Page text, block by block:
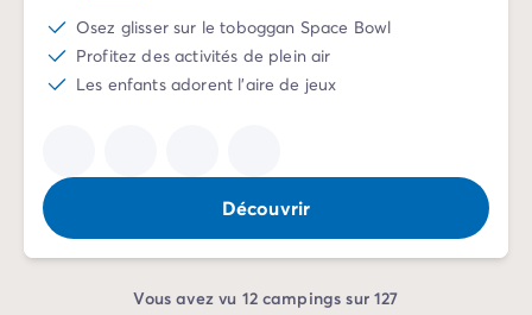
Osez glisser sur le toboggan Space Bowl
Profitez des activités de plein air
Les enfants adorent l'aire de jeux
Découvrir
Vous avez vu 12 campings sur 127